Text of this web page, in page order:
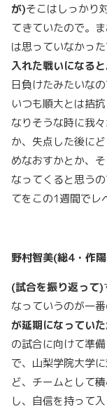
が)そこはしっかり
てきていたので。
は思っていなかった
入れた戦いになる
日負けたみたいな
いつも順大とは拮
なりそうな時に我
か、失点した後に
めなおすかとか、
なってくると思う
てをこの1週間でレ
野村智美(総4・作
(試合を振り返って)
なっていうのが一番
が延期になってい
の試合に向けて準
で、山梨学院大学
ど、チームとして
し、自信を持って